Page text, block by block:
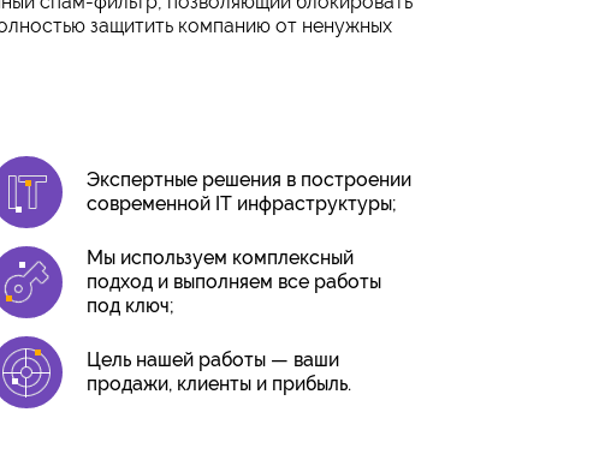
защитить компанию от ненужных
Экспертные решения в построении
современной IT инфраструктуры;
Мы используем комплексный
подход и выполняем все работы
под ключ;
Цель нашей работы — ваши
продажи, клиенты и прибыль.